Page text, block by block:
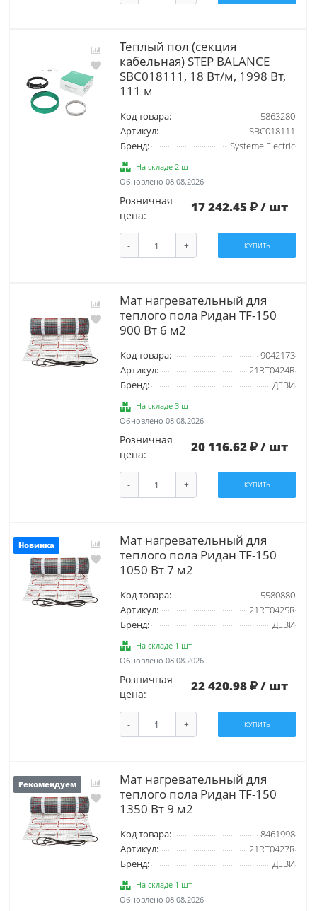
Теплый пол (секция
кабельная) STEP BALANCE
SBC018111, 18 Вт/м, 1998 Вт,
111 м
Код товара:
5863280
Артикул:
SBC018111
Бренд:
Systeme Electric
На складе 2 шт
Обновлено 08.08.2026
Розничная
цена:
17 242.45 / шт
- + КУПИТЬ
Мат нагревательный для
теплого пола Ридан TF-150
900 Вт 6 м2
Код товара:
9042173
Артикул:
21RT0424R
Бренд:
ДЕВИ
На складе 3 шт
Обновлено 08.08.2026
Розничная
цена:
20 116.62 / шт
- + КУПИТЬ
Новинка
Мат нагревательный для
теплого пола Ридан TF-150
1050 Вт 7 м2
Код товара:
5580880
Артикул:
21RT0425R
Бренд:
ДЕВИ
На складе 1 шт
Обновлено 08.08.2026
Розничная
цена:
22 420.98 / шт
- + КУПИТЬ
Рекомендуем
Мат нагревательный для
теплого пола Ридан TF-150
1350 Вт 9 м2
Код товара:
8461998
Артикул:
21RT0427R
Бренд:
ДЕВИ
На складе 1 шт
Обновлено 08.08.2026